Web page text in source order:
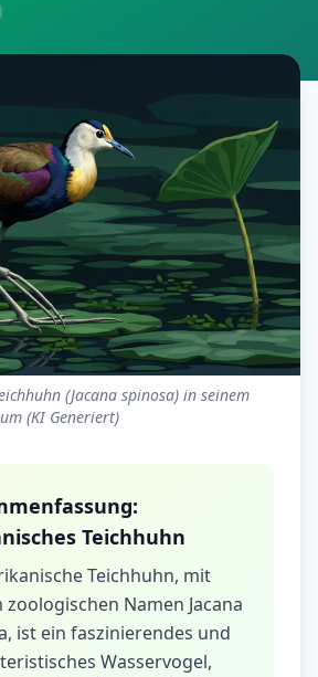
(Jacana spinosa) in seinem
(KI Generiert)
Teichhuhn
Teichhuhn, mit
zoologischen Namen Jacana
ist ein faszinierendes und
Wasservogel,